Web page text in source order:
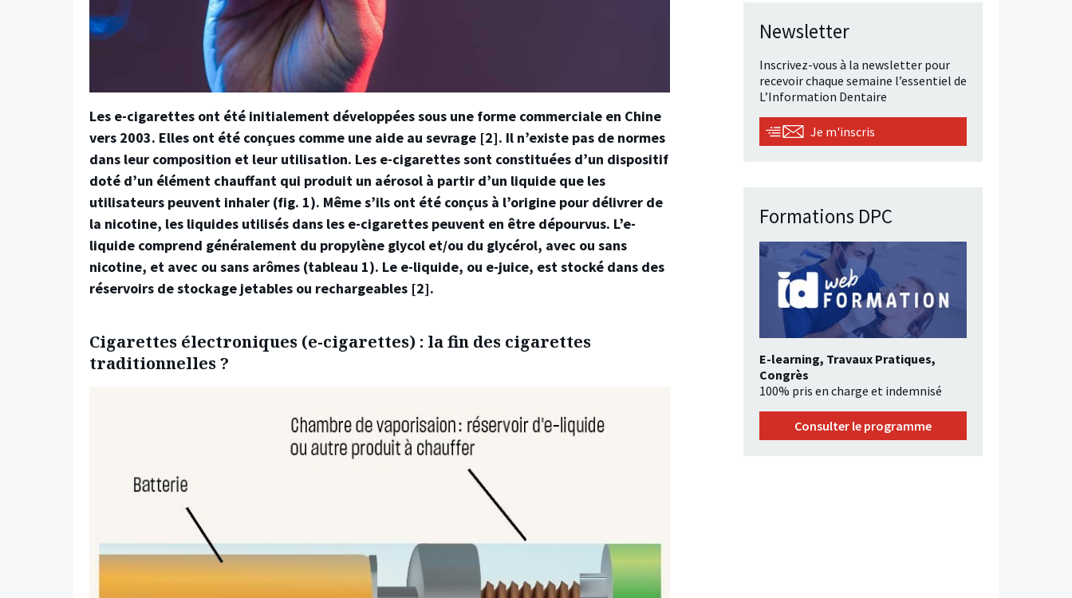
Les e-cigarettes ont été initialement développées sous une forme commerciale en Chine
vers 2003. Elles ont été conçues comme une aide au sevrage [2]. Il n’existe pas de normes
dans leur composition et leur utilisation. Les e-cigarettes sont constituées d’un dispositif
doté d’un élément chauffant qui produit un aérosol à partir d’un liquide que les
utilisateurs peuvent inhaler (fig. 1). Même s’ils ont été conçus à l’origine pour délivrer de
la nicotine, les liquides utilisés dans les e-cigarettes peuvent en être dépourvus. L’e-
liquide comprend généralement du propylène glycol et/ou du glycérol, avec ou sans
nicotine, et avec ou sans arômes (tableau 1). Le e-liquide, ou e-juice, est stocké dans des
réservoirs de stockage jetables ou rechargeables [2].
Cigarettes électroniques (e-cigarettes) : la fin des cigarettes
traditionnelles ?
Newsletter
Inscrivez-vous à la newsletter pour
recevoir chaque semaine l’essentiel de
L’Information Dentaire
Je m'inscris
Formations DPC
E-learning, Travaux Pratiques,
Congrès
100% pris en charge et indemnisé
Consulter le programme